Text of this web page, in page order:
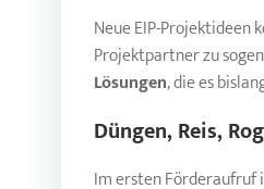
Neue EIP-
Projektpartner zu
Lösungen, die es
Düngen, Reis,
Im ersten Förderaufruf